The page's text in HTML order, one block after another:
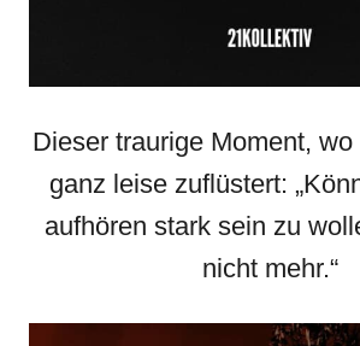
Dieser traurige Moment,
ganz leise zuflüstert:
aufhören stark sein zu
nicht mehr.“